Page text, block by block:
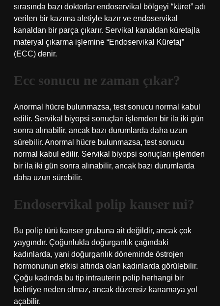
sırasında bazı doktorlar endoservikal bölgeyi “küret” adı
verilen bir kazıma aletiyle kazır ve endoservikal
kanaldan bir parça çıkarır. Servikal kanaldan küretajla
materyal çıkarma işlemine “Endoservikal Küretaj”
(ECC) denir.
Ecc sonucu ne zaman çıkar?
Anormal hücre bulunmazsa, test sonucu normal kabul
edilir. Servikal biyopsi sonuçları işlemden bir ila iki gün
sonra alınabilir, ancak bazı durumlarda daha uzun
sürebilir. Anormal hücre bulunmazsa, test sonucu
normal kabul edilir. Servikal biyopsi sonuçları işlemden
bir ila iki gün sonra alınabilir, ancak bazı durumlarda
daha uzun sürebilir.
Endoservikal polip kanser mi?
Bu polip türü kanser grubuna ait değildir, ancak çok
yaygındır. Çoğunlukla doğurganlık çağındaki
kadınlarda, yani doğurganlık döneminde östrojen
hormonunun etkisi altında olan kadınlarda görülebilir.
Çoğu kadında bu tip intrauterin polip herhangi bir
belirtiye neden olmaz, ancak düzensiz kanamaya yol
açabilir.